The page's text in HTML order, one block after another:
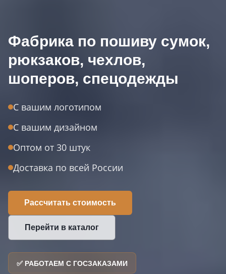
Фабрика по пошиву сумок,
рюкзаков, чехлов,
шоперов, спецодежды
С вашим логотипом
С вашим дизайном
Оптом от 30 штук
Доставка по всей России
Рассчитать стоимость
Перейти в каталог
✅ РАБОТАЕМ С ГОСЗАКАЗАМИ